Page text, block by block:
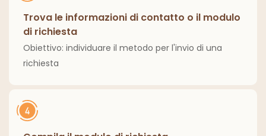
Trova le informazioni di contatto o il modulo
di richiesta
Obiettivo: individuare il metodo per l'invio di una
richiesta